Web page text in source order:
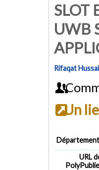
SLOT
UWB
Rifaqat
Un
URL